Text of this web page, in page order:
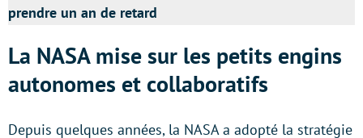
prendre un an de retard
La NASA mise sur les petits engins
autonomes et collaboratifs
Depuis quelques années, la NASA a adopté la stratégie